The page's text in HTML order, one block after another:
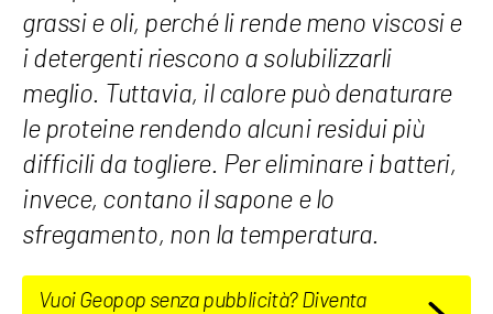
grassi e oli, perché li rende meno viscosi e
i detergenti riescono a solubilizzarli
meglio. Tuttavia, il calore può denaturare
le proteine rendendo alcuni residui più
difficili da togliere. Per eliminare i batteri,
invece, contano il sapone e lo
sfregamento, non la temperatura.
Vuoi Geopop senza pubblicità? Diventa